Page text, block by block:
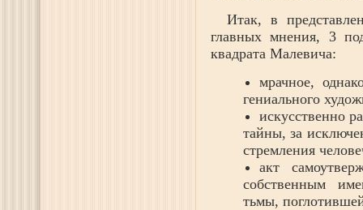
Итак, в
главных мнения, 3
квадрата Малевича:
мрачное,
гениального
искусственно
тайны, за
стремления
акт
собственным
тьмы,